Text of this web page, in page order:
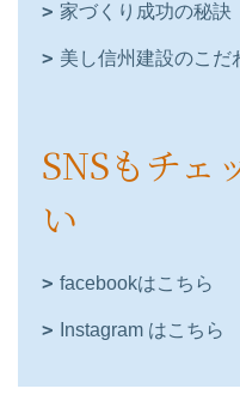
家づくり成功の秘訣
美し信州建設のこだ
SNSもチェ
い
facebookはこちら
Instagram はこちら